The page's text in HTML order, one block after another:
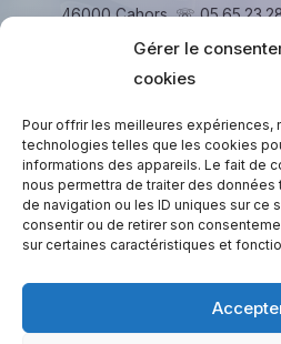
Gérer le
cookies
Pour offrir les meilleures expériences,
technologies telles que les cookies
informations des appareils. Le fait de
nous permettra de traiter des
de navigation ou les ID uniques sur ce
consentir ou de retirer son
sur certaines caractéristiques et
46000 Cahors. ☏
Copyright © 2026
Espace
Session Privée
Réglez votre